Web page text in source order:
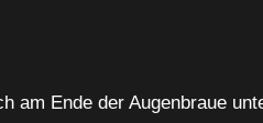
am Ende der Augenbraue